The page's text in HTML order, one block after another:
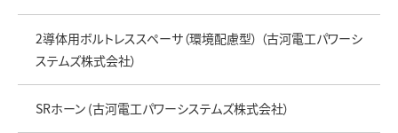
2導体用ボルトレススペーサ（環境配慮型） （古河電工パワーシ
ステムズ株式会社）
SRホーン (古河電工パワーシステムズ株式会社）